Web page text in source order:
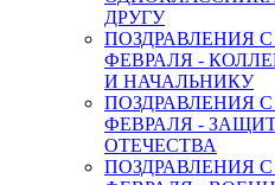
ДРУГУ
ПОЗДРАВЛЕНИЯ С
ФЕВРАЛЯ -
И НАЧАЛЬНИКУ
ПОЗДРАВЛЕНИЯ С
ФЕВРАЛЯ -
ОТЕЧЕСТВА
ПОЗДРАВЛЕНИЯ С